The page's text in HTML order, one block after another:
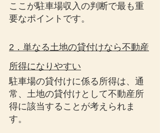
ここが駐車場収入の判断で最も重
要なポイントです。
2．単なる土地の貸付けなら不動産
所得になりやすい
駐車場の貸付けに係る所得は、通
常、土地の貸付けとして不動産所
得に該当することが考えられま
す。